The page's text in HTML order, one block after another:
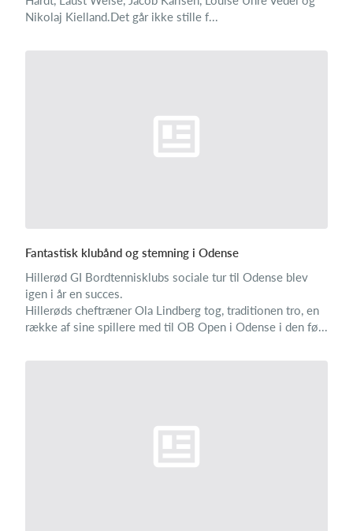
Nikolaj Kielland.Det går ikke stille f...
Fantastisk klubånd og stemning i Odense
Hillerød GI Bordtennisklubs sociale tur til Odense blev
igen i år en succes.
Hillerøds cheftræner Ola Lindberg tog, traditionen tro, en
række af sine spillere med til OB Open i Odense i den fø...